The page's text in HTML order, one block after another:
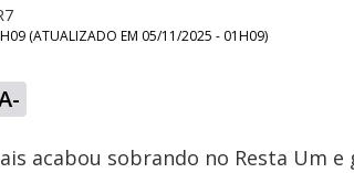
(ATUALIZADO EM 05/11/2025 - 01H09)
acabou sobrando no Resta Um